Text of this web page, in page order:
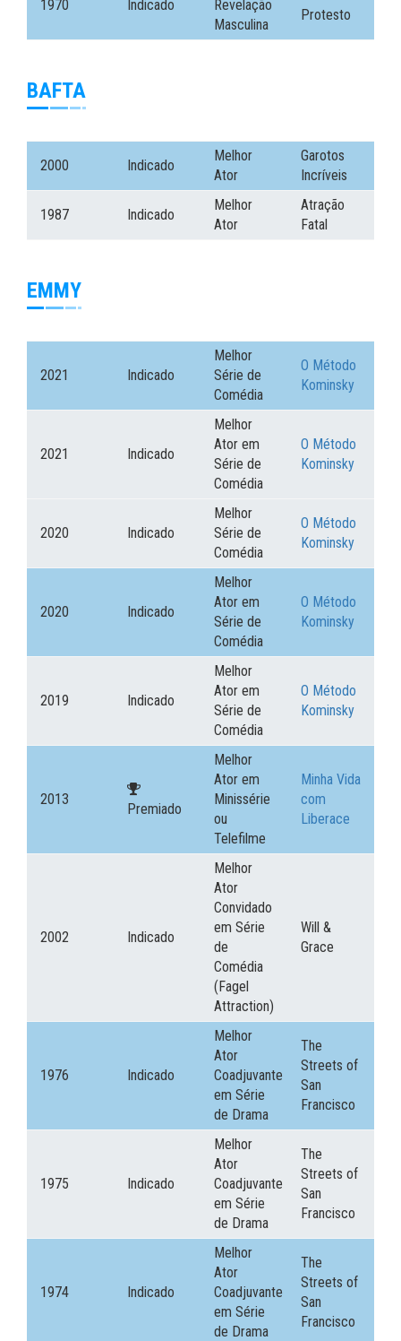
1970 Indicado
Revelação
Masculina
Protesto
BAFTA
2000 Indicado
Melhor
Ator
Garotos
Incríveis
1987 Indicado
Melhor
Ator
Atração
Fatal
EMMY
2021 Indicado
Melhor
Série de
Comédia
O Método
Kominsky
2021 Indicado
Melhor
Ator em
Série de
Comédia
O Método
Kominsky
2020 Indicado
Melhor
Série de
Comédia
O Método
Kominsky
2020 Indicado
Melhor
Ator em
Série de
Comédia
O Método
Kominsky
2019 Indicado
Melhor
Ator em
Série de
Comédia
O Método
Kominsky
2013
Premiado
Melhor
Ator em
Minissérie
ou
Telefilme
Minha Vida
com
Liberace
2002 Indicado
Melhor
Ator
Convidado
em Série
de
Comédia
(Fagel
Attraction)
Will &
Grace
1976 Indicado
Melhor
Ator
Coadjuvante
em Série
de Drama
The
Streets of
San
Francisco
1975 Indicado
Melhor
Ator
Coadjuvante
em Série
de Drama
The
Streets of
San
Francisco
1974 Indicado
Melhor
Ator
Coadjuvante
em Série
de Drama
The
Streets of
San
Francisco